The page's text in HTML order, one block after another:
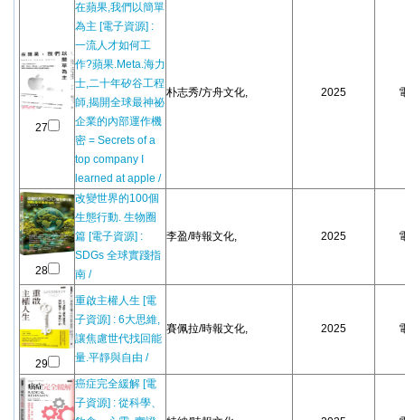
27
在蘋果,我們以簡單
為主 [電子資源] :
一流人才如何工
作?蘋果.Meta.海力
士,二十年矽谷工程
師,揭開全球最神祕
企業的內部運作機
密 = Secrets of a
top company I
learned at apple /
朴志秀/方舟文化, 2025
28
改變世界的100個
生態行動. 生物圈
篇 [電子資源] :
SDGs 全球實踐指
南 /
李盈/時報文化, 2025
29
重啟主權人生 [電
子資源] : 6大思維,
讓焦慮世代找回能
量.平靜與自由 /
賽佩拉/時報文化, 2025
癌症完全緩解 [電
子資源] : 從科學、